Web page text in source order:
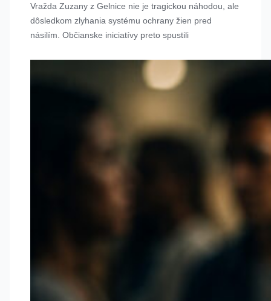
Vražda Zuzany z Gelnice nie je tragickou náhodou, ale
dôsledkom zlyhania systému ochrany žien pred
násilím. Občianske iniciatívy preto spustili